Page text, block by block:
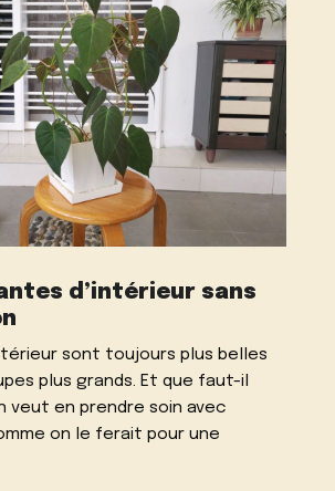
d’intérieur sans
sont toujours plus belles
plus grands. Et que faut-il
veut en prendre soin avec
on le ferait pour une